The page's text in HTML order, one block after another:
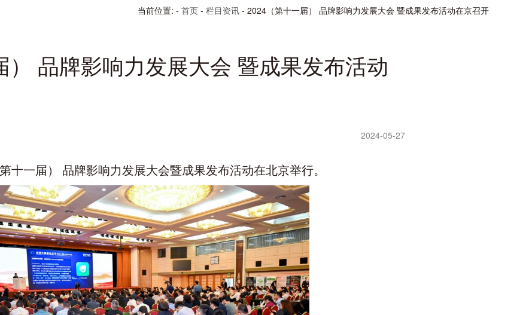
当前位置: - 首页 - 栏目资讯 - 2024（第十一届） 品牌影响力发展大会 暨成果发布活动在京召开
） 品牌影响力发展大会 暨成果发布活动
2024-05-27
十一届） 品牌影响力发展大会暨成果发布活动在北京举行。